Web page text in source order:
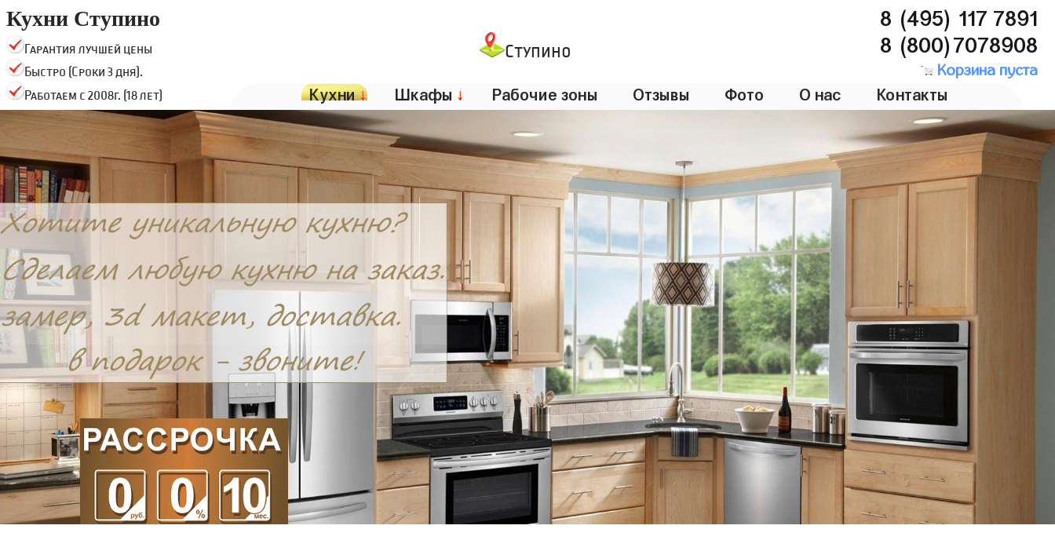
Кухни Ступино
Гарантия лучшей цены
Быстро (Сроки 3 дня).
Работаем с 2008г. (18 лет)
Ступино
8 (495) 117 7891
8 (800)7078908
Корзина пуста
Кухни↓ Шкафы ↓ Рабочие зоны Отзывы Фото О нас Контакты